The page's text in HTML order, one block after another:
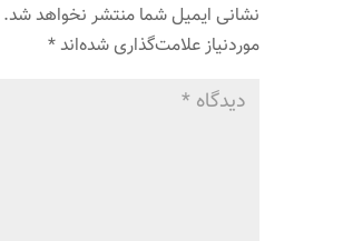
نشانی ایمیل شما منتشر نخواهد شد.
موردنیاز علامت‌گذاری شده‌اند*